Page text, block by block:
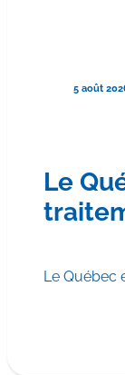
5 août
Le
Le Québec